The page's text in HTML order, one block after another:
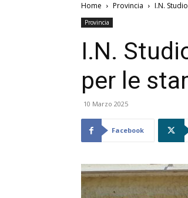
Home Provincia I.N.
Provincia
I.N.
per le
10 Marzo 2025
Facebook